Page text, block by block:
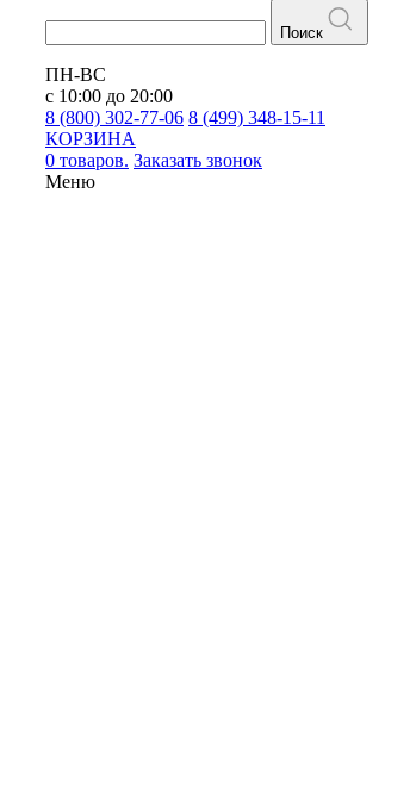
Поиск
ПН-ВС
с 10:00 до 20:00
8 (800) 302-77-06 8 (499) 348-15-11
КОРЗИНА
0 товаров. Заказать звонок
Меню